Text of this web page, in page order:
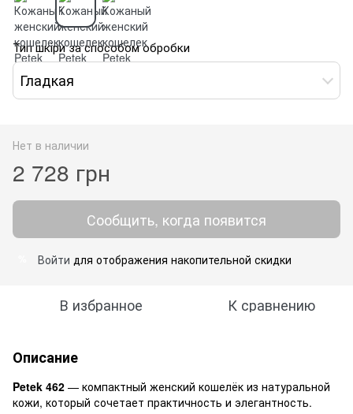
Тип шкіри за способом обробки
Гладкая
Нет в наличии
2 728 грн
Сообщить, когда появится
Войти для отображения накопительной скидки
В избранное К сравнению
Описание
Petek 462 — компактный женский кошелёк из натуральной
кожи, который сочетает практичность и элегантность.